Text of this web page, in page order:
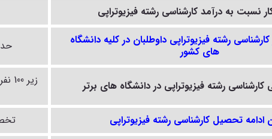
نسبت به درآمد کارشناسیرشته فیزیوتراپی
رشته فیزیوتراپی داوطلبان در کلیه دانشگاه
های کشور
حدود
کارشناسی رشته فیزیوتراپی در دانشگاه های برتر
ادامه تحصیل کارشناسی رشته فیزیوتراپی